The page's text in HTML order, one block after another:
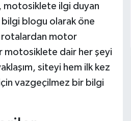
motosiklete ilgi duyan
bilgi blogu olarak öne
rotalardan motor
motosiklete dair her şeyi
siteyi hem ilk kez
vazgeçilmez bir bilgi